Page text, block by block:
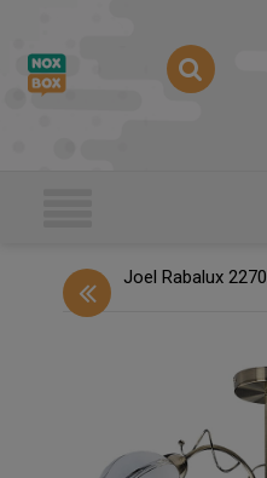
Joel Rabalux 2270